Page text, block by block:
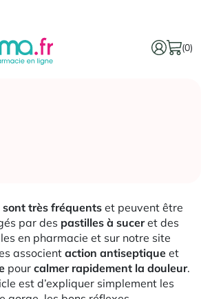
(0)
sont très fréquents et peuvent être
par des pastilles à suceret des
en pharmacie et sur notre site
associentaction antiseptique et
pour calmer rapidement la douleur.
est d’expliquer simplement les